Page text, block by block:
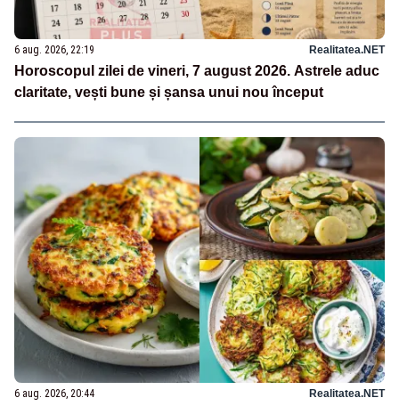
6 aug. 2026, 22:19 Realitatea.NET
Horoscopul zilei de vineri, 7 august 2026. Astrele aduc
claritate, vești bune și șansa unui nou început
6 aug. 2026, 20:44 Realitatea.NET